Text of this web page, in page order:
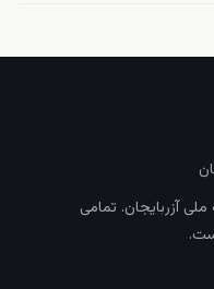
آزربایجان. تمامی